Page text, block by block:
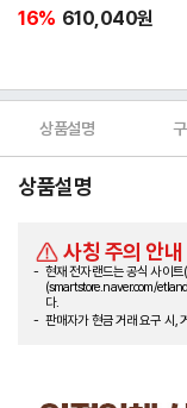
16% 610,040원
상품설명
상품설명
사칭 주의 안내
현재 전자랜드는 공식 사이
(smartstore.naver.com/
다.
판매자가 현금 거래 요구 시,